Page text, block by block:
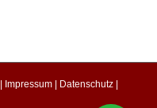
Impressum| Datenschutz|